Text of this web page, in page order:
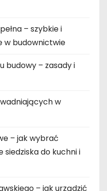
– szybkie i
w budownictwie
budowy – zasady i
w
– jak wybrać
do kuchni i
– jak urządzić